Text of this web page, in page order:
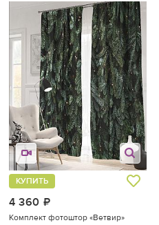
4 360
КУПИТЬ
Комплект фотоштор «Ветвир»